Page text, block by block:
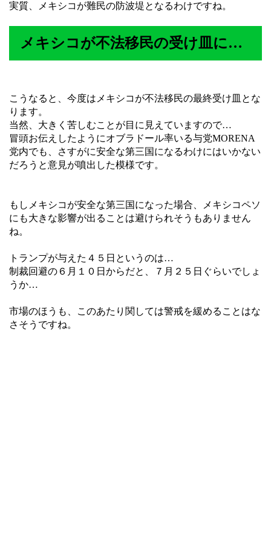
実質、メキシコが難民の防波堤となるわけですね。
メキシコが不法移民の受け皿に…
こうなると、今度はメキシコが不法移民の最終受け皿とな
ります。
当然、大きく苦しむことが目に見えていますので…
冒頭お伝えしたようにオブラドール率いる与党MORENA
党内でも、さすがに安全な第三国になるわけにはいかない
だろうと意見が噴出した模様です。
もしメキシコが安全な第三国になった場合、メキシコペソ
にも大きな影響が出ることは避けられそうもありません
ね。
トランプが与えた４５日というのは…
制裁回避の６月１０日からだと、７月２５日ぐらいでしょ
うか…
市場のほうも、このあたり関しては警戒を緩めることはな
さそうですね。